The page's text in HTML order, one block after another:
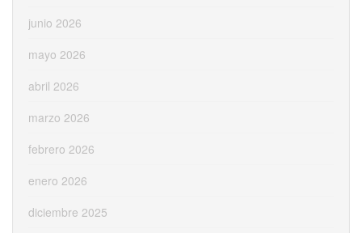
junio 2026
mayo 2026
abril 2026
marzo 2026
febrero 2026
enero 2026
diciembre 2025